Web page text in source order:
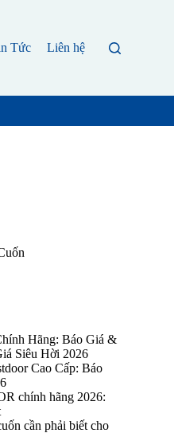
Tức Liên hệ
Hãng: Báo Giá &
Siêu Hời 2026
Cao Cấp: Báo
chính hãng 2026:
cần phải biết cho